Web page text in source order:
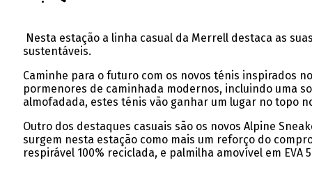
Nesta estação a linha casual da Merrell destaca as
sustentáveis.
Caminhe para o futuro com os novos ténis inspirados
pormenores de caminhada modernos, incluindo uma
almofadada, estes ténis vão ganhar um lugar no topo
Outro dos destaques casuais são os novos Alpine
surgem nesta estação como mais um reforço do
respirável 100% reciclada, e palmilha amovível em EVA